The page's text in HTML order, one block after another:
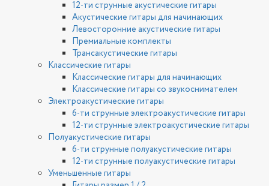
12-ти струнные акустические гитары
Акустические гитары для начинающих
Левосторонние акустические гитары
Премиальные комплекты
Трансакустические гитары
Классические гитары
Классические гитары для начинающих
Классические гитары со звукоснимателем
Электроакустические гитары
6-ти струнные электроакустические гитары
12-ти струнные электроакустические гитары
Полуакустические гитары
6-ти струнные полуакустические гитары
12-ти струнные полуакустические гитары
Уменьшенные гитары